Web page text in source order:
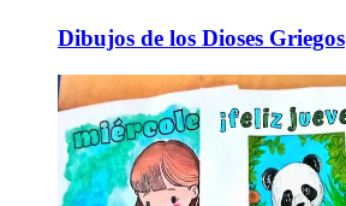
Dibujos de los Dioses Griegos